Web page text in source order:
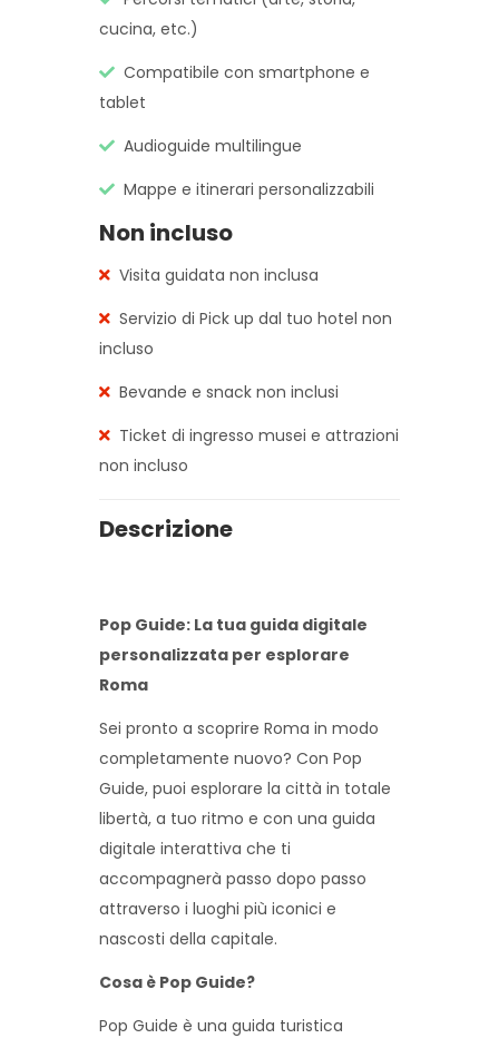
cucina, etc.)
Compatibile con smartphone e
tablet
Audioguide multilingue
Mappe e itinerari personalizzabili
Non incluso
Visita guidata non inclusa
Servizio di Pick up dal tuo hotel non
incluso
Bevande e snack non inclusi
Ticket di ingresso musei e attrazioni
non incluso
Descrizione
Pop Guide: La tua guida digitale
personalizzata per esplorare
Roma
Sei pronto a scoprire Roma in modo
completamente nuovo? Con Pop
Guide, puoi esplorare la città in totale
libertà, a tuo ritmo e con una guida
digitale interattiva che ti
accompagnerà passo dopo passo
attraverso i luoghi più iconici e
nascosti della capitale.
Cosa è Pop Guide?
Pop Guide è una guida turistica